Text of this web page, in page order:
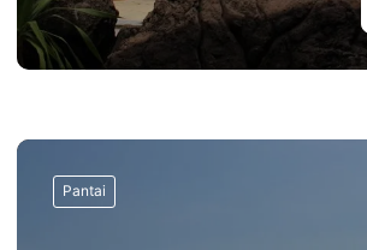
Pantai